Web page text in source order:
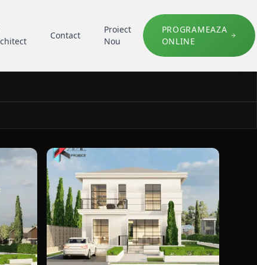
Contact
Proiect
Nou
PROGRAMEAZA
ONLINE
K121 Locuinta unifamiliala P+1E in Constanta,
detaliu fatada pentru case clasic K121